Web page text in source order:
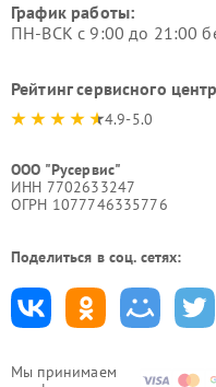
Мы принимаем
График работы:
ПН-ВСК с 9:00 до 21:00
Рейтинг сервисного
4.9-5.0
ООО "Русервис"
ИНН 7702633247
ОГРН 1077746335776
Поделиться в соц. сетях: